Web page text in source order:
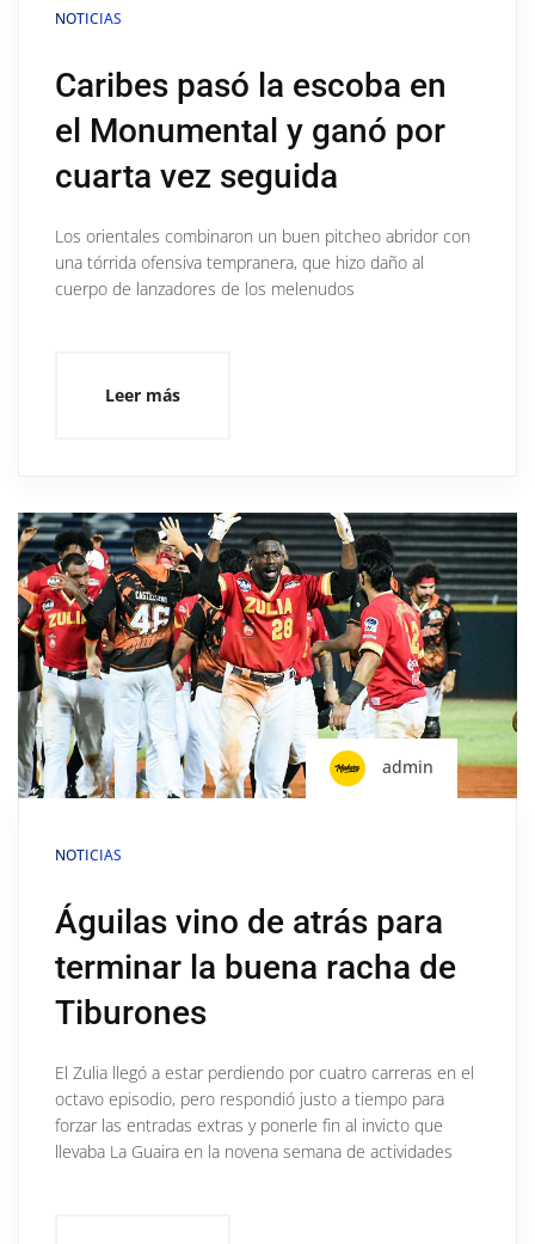
NOTICIAS
Caribes pasó la escoba en
el Monumental y ganó por
cuarta vez seguida
Los orientales combinaron un buen pitcheo abridor con
una tórrida ofensiva tempranera, que hizo daño al
cuerpo de lanzadores de los melenudos
Leer más
admin
NOTICIAS
Águilas vino de atrás para
terminar la buena racha de
Tiburones
El Zulia llegó a estar perdiendo por cuatro carreras en el
octavo episodio, pero respondió justo a tiempo para
forzar las entradas extras y ponerle fin al invicto que
llevaba La Guaira en la novena semana de actividades